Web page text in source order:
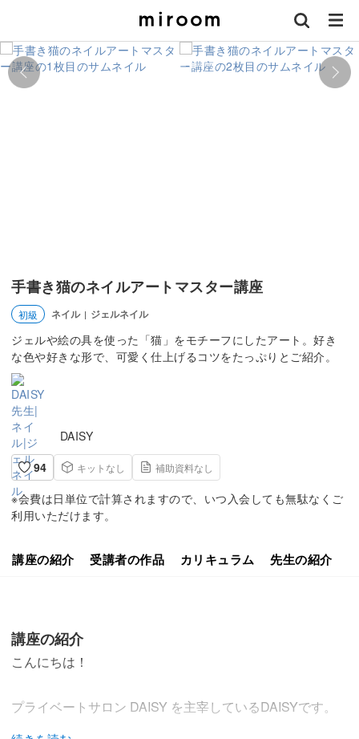
手書き猫のネイルアートマスター講座
初級 ネイル | ジェルネイル
ジェルや絵の具を使った「猫」をモチーフにしたアート。好き
な色や好きな形で、可愛く仕上げるコツをたっぷりとご紹介。
DAISY
94
キットなし 補助資料なし
※会費は日単位で計算されますので、いつ入会しても無駄なくご
利用いただけます。
講座の紹介 受講者の作品 カリキュラム 先生の紹介
講座の紹介
こんにちは！
プライベートサロン DAISY を主宰しているDAISYです。